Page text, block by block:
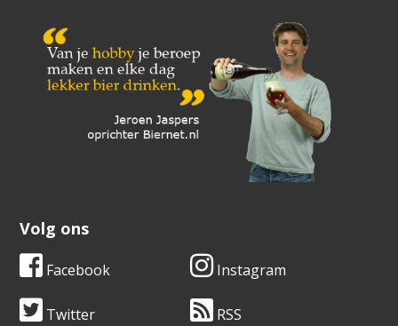
Volg ons
Facebook Instagram
Twitter RSS